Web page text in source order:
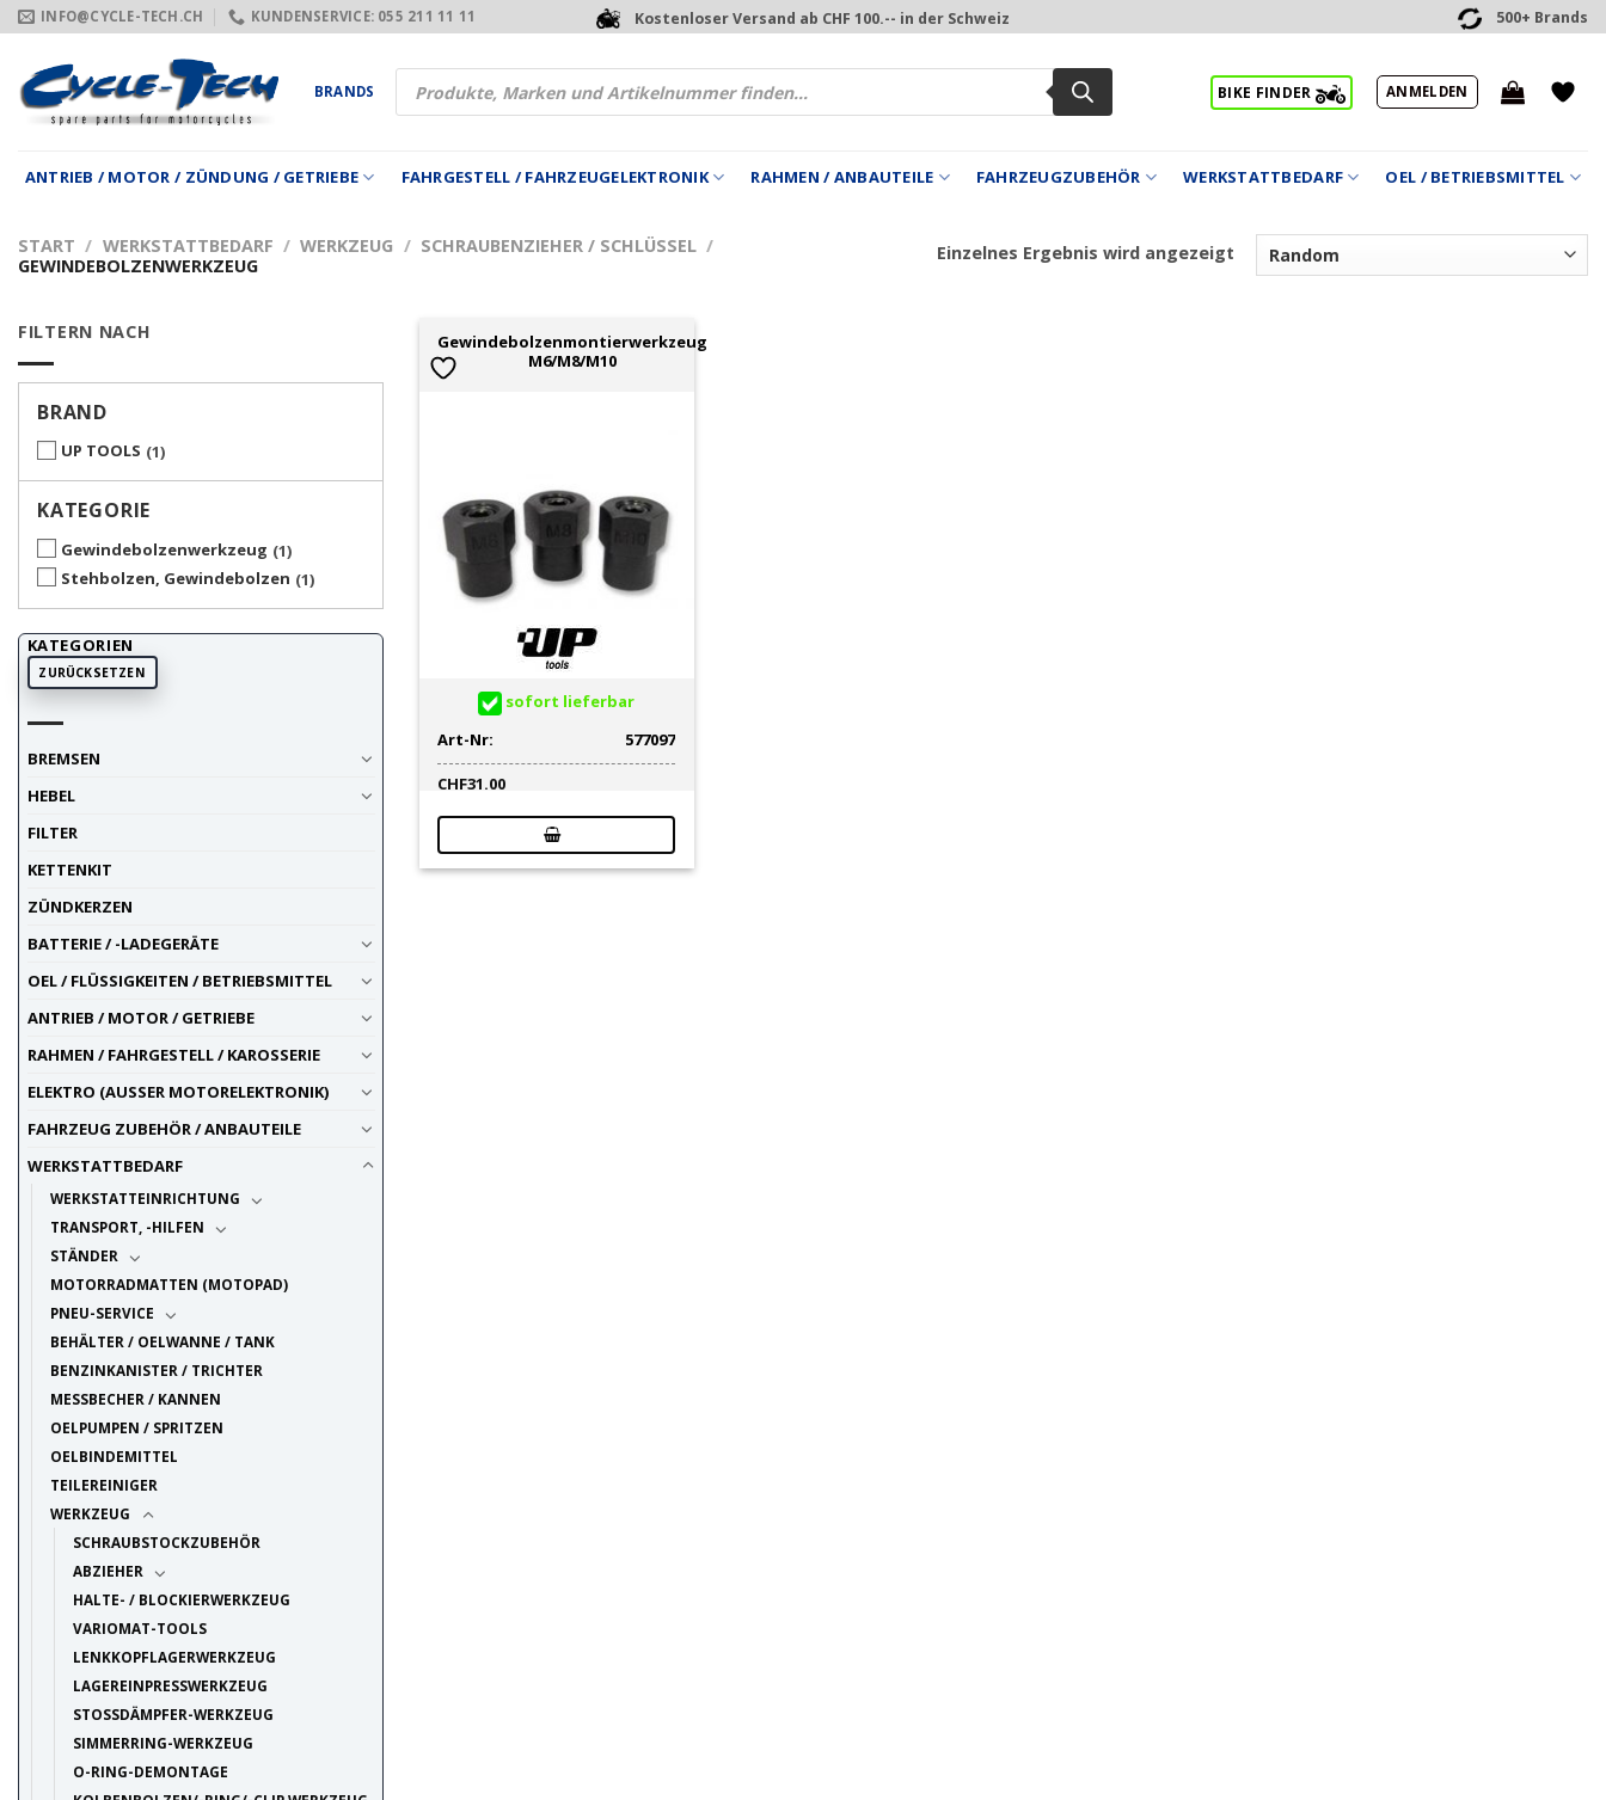
Zum
Inhalt
springen
INFO@CYCLE-TECH.CH KUNDENSERVICE: 055 211 11 11 Kostenloser Versand ab CHF 100.-- in der Schweiz 500+ Brands
BRANDS
Products
search
BIKE FINDER ANMELDEN
ANTRIEB / MOTOR / ZÜNDUNG / GETRIEBE FAHRGESTELL / FAHRZEUGELEKTRONIK RAHMEN / ANBAUTEILE FAHRZEUGZUBEHÖR WERKSTATTBEDARF OEL / BETRIEBSMITTEL
START / WERKSTATTBEDARF / WERKZEUG / SCHRAUBENZIEHER / SCHLÜSSEL /
GEWINDEBOLZENWERKZEUG
Einzelnes Ergebnis wird angezeigt
FILTERN NACH
BRAND
UP TOOLS 1
KATEGORIE
Gewindebolzenwerkzeug 1
Stehbolzen, Gewindebolzen 1
KATEGORIEN
ZURÜCKSETZEN
BREMSEN
HEBEL
FILTER
KETTENKIT
ZÜNDKERZEN
BATTERIE / -LADEGERÄTE
OEL / FLÜSSIGKEITEN / BETRIEBSMITTEL
ANTRIEB / MOTOR / GETRIEBE
RAHMEN / FAHRGESTELL / KAROSSERIE
ELEKTRO (AUSSER MOTORELEKTRONIK)
FAHRZEUG ZUBEHÖR / ANBAUTEILE
WERKSTATTBEDARF
WERKSTATTEINRICHTUNG
TRANSPORT, -HILFEN
STÄNDER
MOTORRADMATTEN (MOTOPAD)
PNEU-SERVICE
BEHÄLTER / OELWANNE / TANK
BENZINKANISTER / TRICHTER
MESSBECHER / KANNEN
OELPUMPEN / SPRITZEN
OELBINDEMITTEL
TEILEREINIGER
WERKZEUG
SCHRAUBSTOCKZUBEHÖR
ABZIEHER
HALTE- / BLOCKIERWERKZEUG
VARIOMAT-TOOLS
LENKKOPFLAGERWERKZEUG
LAGEREINPRESSWERKZEUG
STOSSDÄMPFER-WERKZEUG
SIMMERRING-WERKZEUG
O-RING-DEMONTAGE
Gewindebolzenmontierwerkzeug
M6/M8/M10
sofort lieferbar
Art-Nr:
577097
CHF31.00